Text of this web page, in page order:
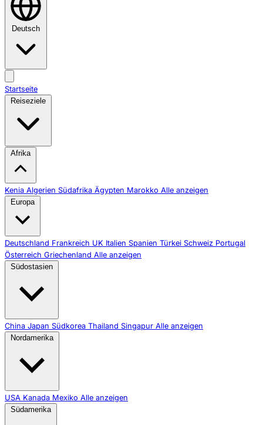
Deutsch
Startseite
Reiseziele
Afrika
Kenia Algerien Südafrika Ägypten Marokko Alle anzeigen
Europa
Deutschland Frankreich UK Italien Spanien Türkei Schweiz Portugal
Österreich Griechenland Alle anzeigen
Südostasien
China Japan Südkorea Thailand Singapur Alle anzeigen
Nordamerika
USA Kanada Mexiko Alle anzeigen
Südamerika